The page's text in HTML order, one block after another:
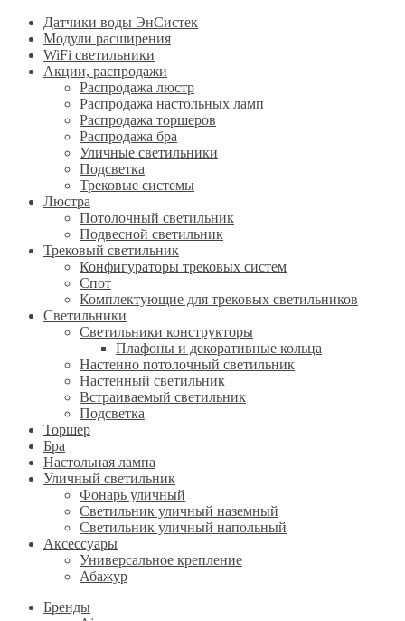
Датчики воды ЭнСистек
Модули расширения
WiFi светильники
Акции, распродажи
Распродажа люстр
Распродажа настольных ламп
Распродажа торшеров
Распродажа бра
Уличные светильники
Подсветка
Трековые системы
Люстра
Потолочный светильник
Подвесной светильник
Трековый светильник
Конфигураторы трековых систем
Спот
Комплектующие для трековых светильников
Светильники
Светильники конструкторы
Плафоны и декоративные кольца
Настенно потолочный светильник
Настенный светильник
Встраиваемый светильник
Подсветка
Торшер
Бра
Настольная лампа
Уличный светильник
Фонарь уличный
Светильник уличный наземный
Светильник уличный напольный
Аксессуары
Универсальное крепление
Абажур
Бренды